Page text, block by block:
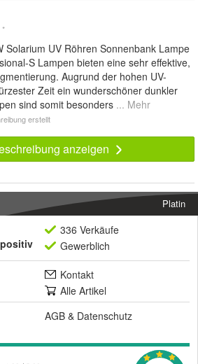
*
Solarium UV Röhren Sonnenbank Lampe
S Lampen bieten eine sehr effektive,
Augrund der hohen UV-
Zeit ein wunderschöner dunkler
sind somit besonders ... Mehr
erstellt
anzeigen
Platin
336 Verkäufe
Gewerblich
Kontakt
Alle Artikel
AGB & Datenschutz